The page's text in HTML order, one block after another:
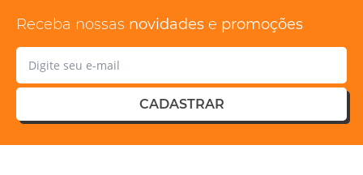
Receba nossas novidades e promoções
CADASTRAR